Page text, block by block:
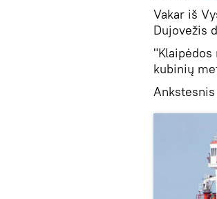
Vakar iš
Dujovežis
kubinių